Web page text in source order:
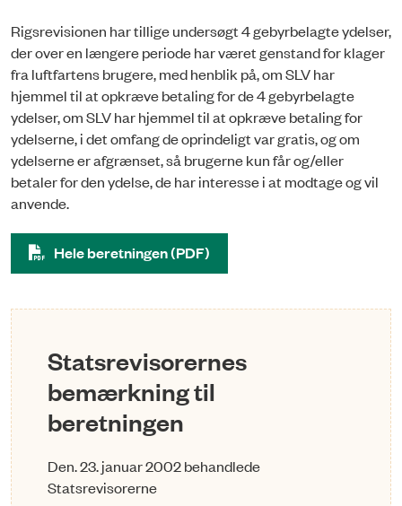
Rigsrevisionen har tillige undersøgt 4 gebyrbelagte ydelser,
der over en længere periode har været genstand for klager
fra luftfartens brugere, med henblik på, om SLV har
hjemmel til at opkræve betaling for de 4 gebyrbelagte
ydelser, om SLV har hjemmel til at opkræve betaling for
ydelserne, i det omfang de oprindeligt var gratis, og om
ydelserne er afgrænset, så brugerne kun får og/eller
betaler for den ydelse, de har interesse i at modtage og vil
anvende.
Hele beretningen (PDF)
Statsrevisorernes
bemærkning til
beretningen
Den. 23. januar 2002 behandlede
Statsrevisorerne